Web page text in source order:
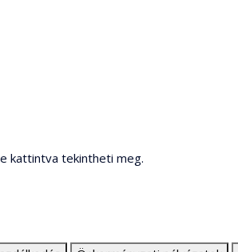
kattintva tekintheti meg.